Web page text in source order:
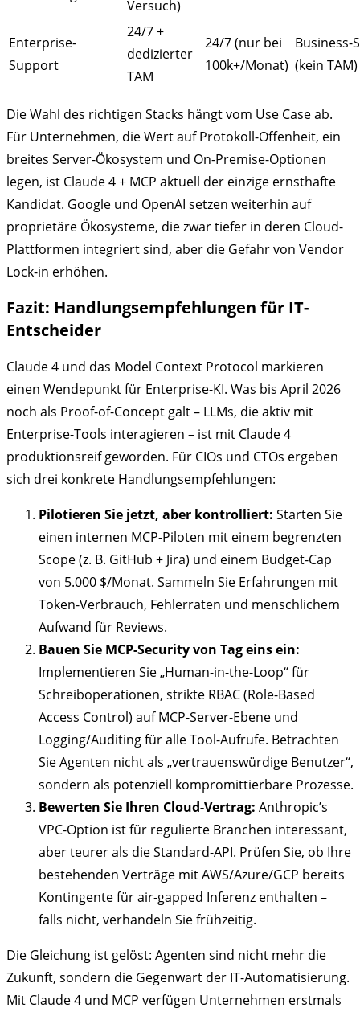
Versuch)
Enterprise-
Support
24/7 +
dedizierter
TAM
24/7 (nur bei
100k+/Monat)
Business-
(kein TAM)
Die Wahl des richtigen Stacks hängt vom Use Case ab.
Für Unternehmen, die Wert auf Protokoll-Offenheit, ein
breites Server-Ökosystem und On-Premise-Optionen
legen, ist Claude 4 + MCP aktuell der einzige ernsthafte
Kandidat. Google und OpenAI setzen weiterhin auf
proprietäre Ökosysteme, die zwar tiefer in deren Cloud-
Plattformen integriert sind, aber die Gefahr von Vendor
Lock-in erhöhen.
Fazit: Handlungsempfehlungen für IT-
Entscheider
Claude 4 und das Model Context Protocol markieren
einen Wendepunkt für Enterprise-KI. Was bis April 2026
noch als Proof-of-Concept galt – LLMs, die aktiv mit
Enterprise-Tools interagieren – ist mit Claude 4
produktionsreif geworden. Für CIOs und CTOs ergeben
sich drei konkrete Handlungsempfehlungen:
Pilotieren Sie jetzt, aber kontrolliert: Starten Sie
einen internen MCP-Piloten mit einem begrenzten
Scope (z. B. GitHub + Jira) und einem Budget-Cap
von 5.000 $/Monat. Sammeln Sie Erfahrungen mit
Token-Verbrauch, Fehlerraten und menschlichem
Aufwand für Reviews.
Bauen Sie MCP-Security von Tag eins ein:
Implementieren Sie „Human-in-the-Loop“ für
Schreiboperationen, strikte RBAC (Role-Based
Access Control) auf MCP-Server-Ebene und
Logging/Auditing für alle Tool-Aufrufe. Betrachten
Sie Agenten nicht als „vertrauenswürdige Benutzer“,
sondern als potenziell kompromittierbare Prozesse.
Bewerten Sie Ihren Cloud-Vertrag: Anthropic’s
VPC-Option ist für regulierte Branchen interessant,
aber teurer als die Standard-API. Prüfen Sie, ob Ihre
bestehenden Verträge mit AWS/Azure/GCP bereits
Kontingente für air-gapped Inferenz enthalten –
falls nicht, verhandeln Sie frühzeitig.
Die Gleichung ist gelöst: Agenten sind nicht mehr die
Zukunft, sondern die Gegenwart der IT-Automatisierung.
Mit Claude 4 und MCP verfügen Unternehmen erstmals